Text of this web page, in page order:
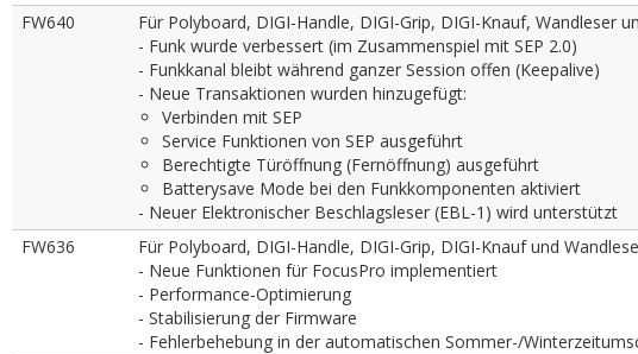
FW640
Für Polyboard, DIGI-Handle, DIGI-Grip, DIGI-Knauf, Wandleser
- Funk wurde verbessert (im Zusammenspiel mit SEP 2.0)
- Funkkanal bleibt während ganzer Session offen (Keepalive)
- Neue Transaktionen wurden hinzugefügt:
Verbinden mit SEP
Service Funktionen von SEP ausgeführt
Berechtigte Türöffnung (Fernöffnung) ausgeführt
Batterysave Mode bei den Funkkomponenten aktiviert
- Neuer Elektronischer Beschlagsleser (EBL-1) wird unterstützt
FW636
Für Polyboard, DIGI-Handle, DIGI-Grip, DIGI-Knauf und
- Neue Funktionen für FocusPro implementiert
- Performance-Optimierung
- Stabilisierung der Firmware
- Fehlerbehebung in der automatischen Sommer-/